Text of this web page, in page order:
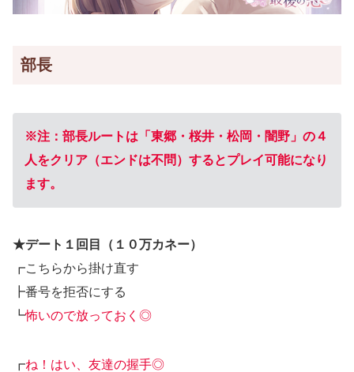
部長
※注：部長ルートは「東郷・桜井・松岡・闇野」の４
人をクリア（エンドは不問）するとプレイ可能になり
ます。
★デート１回目（１０万カネー）
┏こちらから掛け直す
┣番号を拒否にする
┗怖いので放っておく◎
┏ね！はい、友達の握手◎